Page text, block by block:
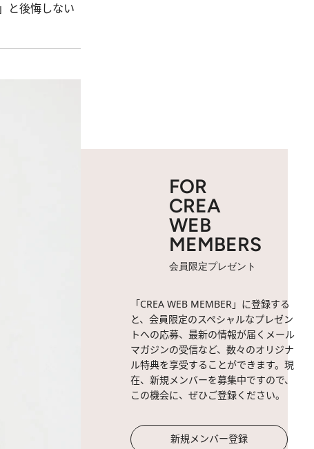
と後悔しない
FOR
CREA
WEB
MEMBERS
会員限定プレゼント
「CREA WEB MEMBER」に登録する
と、会員限定のスペシャルなプレゼン
トへの応募、最新の情報が届くメール
マガジンの受信など、数々のオリジナ
ル特典を享受することができます。現
在、新規メンバーを募集中ですので、
この機会に、ぜひご登録ください。
新規メンバー登録